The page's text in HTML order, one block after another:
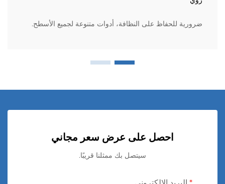
ضرورية للحفاظ على النظافة، أدوات متنوعة لجميع الأسطح.
احصل على عرض سعر مجاني
سيتصل بك ممثلنا قريبًا.